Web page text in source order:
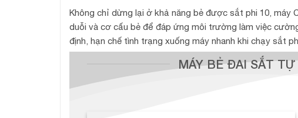
Không chỉ dừng lại ở khả năng bẻ được sắt phi 10, máy
duỗi và cơ cấu bẻ để đáp ứng môi trường làm việc
định, hạn chế tình trạng xuống máy nhanh khi chạy sắt
MÁY BẺ ĐAI SẮT TỰ